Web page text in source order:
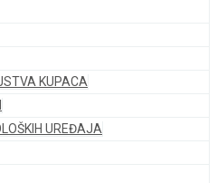
KUPACA
UREĐAJA